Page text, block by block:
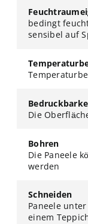
bedingt
sensibel auf
Die
Bohren
Die Paneele
werden
Schneiden
Paneele
einem